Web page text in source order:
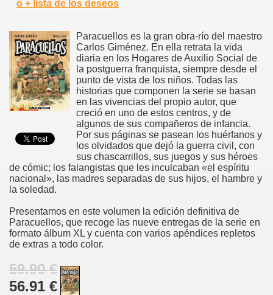
ó + lista de los deseos
Paracuellos es la gran obra-río del maestro
Carlos Giménez. En ella retrata la vida
diaria en los Hogares de Auxilio Social de
la postguerra franquista, siempre desde el
punto de vista de los niños. Todas las
historias que componen la serie se basan
en las vivencias del propio autor, que
creció en uno de estos centros, y de
algunos de sus compañeros de infancia.
Por sus páginas se pasean los huérfanos y
los olvidados que dejó la guerra civil, con
sus chascarrillos, sus juegos y sus héroes
de cómic; los falangistas que les inculcaban «el espíritu
nacional», las madres separadas de sus hijos, el hambre y
la soledad.
Presentamos en este volumen la edición definitiva de
Paracuellos, que recoge las nueve entregas de la serie en
formato álbum XL y cuenta con varios apéndices repletos
de extras a todo color.
59.90 €
56.91 €